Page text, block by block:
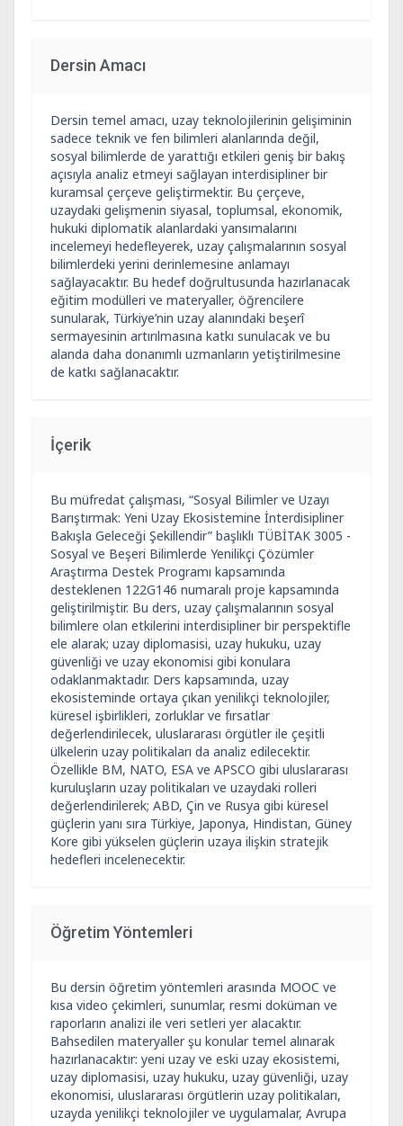
Dersin Amacı
Dersin temel amacı, uzay teknolojilerinin gelişiminin
sadece teknik ve fen bilimleri alanlarında değil,
sosyal bilimlerde de yarattığı etkileri geniş bir bakış
açısıyla analiz etmeyi sağlayan interdisipliner bir
kuramsal çerçeve geliştirmektir. Bu çerçeve,
uzaydaki gelişmenin siyasal, toplumsal, ekonomik,
hukuki diplomatik alanlardaki yansımalarını
incelemeyi hedefleyerek, uzay çalışmalarının sosyal
bilimlerdeki yerini derinlemesine anlamayı
sağlayacaktır. Bu hedef doğrultusunda hazırlanacak
eğitim modülleri ve materyaller, öğrencilere
sunularak, Türkiye’nin uzay alanındaki beşerî
sermayesinin artırılmasına katkı sunulacak ve bu
alanda daha donanımlı uzmanların yetiştirilmesine
de katkı sağlanacaktır.
İçerik
Bu müfredat çalışması, “Sosyal Bilimler ve Uzayı
Barıştırmak: Yeni Uzay Ekosistemine İnterdisipliner
Bakışla Geleceği Şekillendir” başlıklı TÜBİTAK 3005 -
Sosyal ve Beşeri Bilimlerde Yenilikçi Çözümler
Araştırma Destek Programı kapsamında
desteklenen 122G146 numaralı proje kapsamında
geliştirilmiştir. Bu ders, uzay çalışmalarının sosyal
bilimlere olan etkilerini interdisipliner bir perspektifle
ele alarak; uzay diplomasisi, uzay hukuku, uzay
güvenliği ve uzay ekonomisi gibi konulara
odaklanmaktadır. Ders kapsamında, uzay
ekosisteminde ortaya çıkan yenilikçi teknolojiler,
küresel işbirlikleri, zorluklar ve fırsatlar
değerlendirilecek, uluslararası örgütler ile çeşitli
ülkelerin uzay politikaları da analiz edilecektir.
Özellikle BM, NATO, ESA ve APSCO gibi uluslararası
kuruluşların uzay politikaları ve uzaydaki rolleri
değerlendirilerek; ABD, Çin ve Rusya gibi küresel
güçlerin yanı sıra Türkiye, Japonya, Hindistan, Güney
Kore gibi yükselen güçlerin uzaya ilişkin stratejik
hedefleri incelenecektir.
Öğretim Yöntemleri
Bu dersin öğretim yöntemleri arasında MOOC ve
kısa video çekimleri, sunumlar, resmi doküman ve
raporların analizi ile veri setleri yer alacaktır.
Bahsedilen materyaller şu konular temel alınarak
hazırlanacaktır: yeni uzay ve eski uzay ekosistemi,
uzay diplomasisi, uzay hukuku, uzay güvenliği, uzay
ekonomisi, uluslararası örgütlerin uzay politikaları,
uzayda yenilikçi teknolojiler ve uygulamalar, Avrupa